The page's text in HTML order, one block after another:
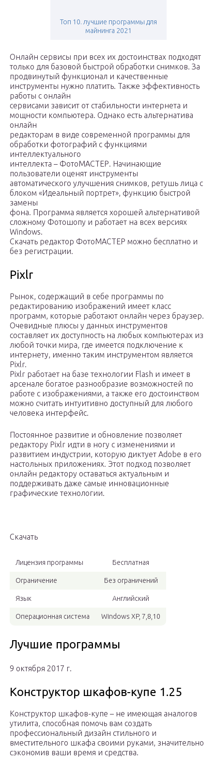
Топ 10. лучшие программы для
майнинга 2021
Онлайн сервисы при всех их достоинствах подходят
только для базовой быстрой обработки снимков. За
продвинутый функционал и качественные
инструменты нужно платить. Также эффективность
работы с онлайн
сервисами зависит от стабильности интернета и
мощности компьютера. Однако есть альтернатива
онлайн
редакторам в виде современной программы для
обработки фотографий с функциями
интеллектуального
интеллекта – ФотоМАСТЕР. Начинающие
пользователи оценят инструменты
автоматического улучшения снимков, ретушь лица с
блоком «Идеальный портрет», функцию быстрой
замены
фона. Программа является хорошей альтернативой
сложному Фотошопу и работает на всех версиях
Windows.
Скачать редактор ФотоМАСТЕР можно бесплатно и
без регистрации.
Pixlr
Рынок, содержащий в себе программы по
редактированию изображений имеет класс
программ, которые работают онлайн через браузер.
Очевидные плюсы у данных инструментов
составляет их доступность на любых компьютерах из
любой точки мира, где имеется подключение к
интернету, именно таким инструментом является
Pixlr.
Pixlr работает на базе технологии Flash и имеет в
арсенале богатое разнообразие возможностей по
работе с изображениями, а также его достоинством
можно считать интуитивно доступный для любого
человека интерфейс.
Постоянное развитие и обновление позволяет
редактору Pixlr идти в ногу с изменениями и
развитием индустрии, которую диктует Adobe в его
настольных приложениях. Этот подход позволяет
онлайн редактору оставаться актуальным и
поддерживать даже самые инновационные
графические технологии.
Скачать
Лицензия программы Бесплатная
Ограничение Без ограничений
Язык Английский
Операционная система Windows XP, 7,8,10
Лучшие программы
9 октября 2017 г.
Конструктор шкафов-купе 1.25
Конструктор шкафов-купе – не имеющая аналогов
утилита, способная помочь вам создать
профессиональный дизайн стильного и
вместительного шкафа своими руками, значительно
сэкономив ваши время и средства.